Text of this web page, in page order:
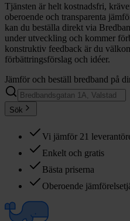
Tjänsten är helt kostnadsfri,
oberoende och transparenta
kan du beställa direkt via
under utveckling och kommer
konstruktiv feedback är du
förbättringsförslag och idéer.
Jämför och beställ bredband på
Sök
Vi jämför 21
Enkelt och gratis
Bästa priserna
Oberoende